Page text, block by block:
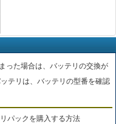
った場合は、バッテリの交換が
テリは、バッテリの型番を確認
パックを購入する方法